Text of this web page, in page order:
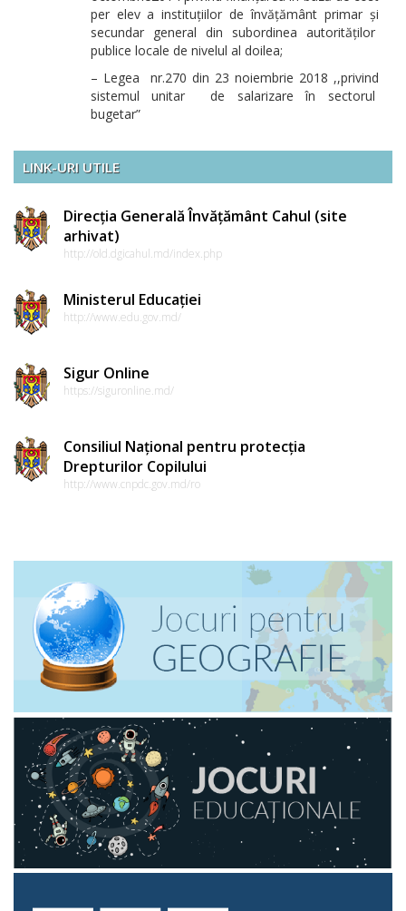
per elev a instituțiilor de învățământ primar și
secundar general din subordinea autorităților
publice locale de nivelul al doilea;
– Legea nr.270 din 23 noiembrie 2018 ,,privind
sistemul unitar de salarizare în sectorul
bugetar”
LINK-URI UTILE
Direcția Generală Învățământ Cahul (site
arhivat)
http://old.dgicahul.md/index.php
Ministerul Educației
http://www.edu.gov.md/
Sigur Online
https://siguronline.md/
Consiliul Național pentru protecția
Drepturilor Copilului
http://www.cnpdc.gov.md/ro